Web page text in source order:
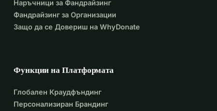
Наръчници за Фандрайзинг
Фандрайзинг за Организации
Защо да се Довериш на WhyDonate
Функции на Платформата
Глобален Краудфъндинг
Персонализиран Брандинг